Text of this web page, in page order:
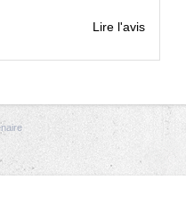
Lire l'avis